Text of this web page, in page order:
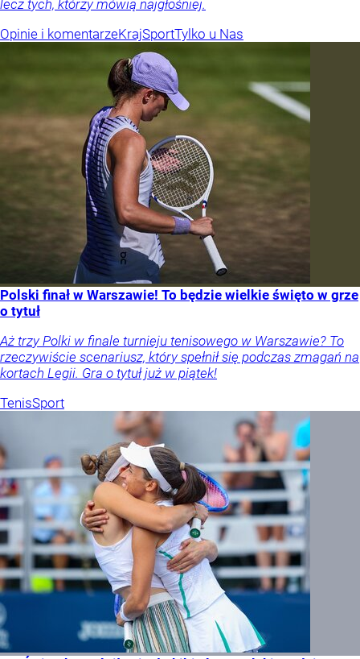
lecz tych, którzy mówią najgłośniej.
Opinie i komentarzeKrajSportTylko u Nas
Polski finał w Warszawie! To będzie wielkie święto w grze
o tytuł
Aż trzy Polki w finale turnieju tenisowego w Warszawie? To
rzeczywiście scenariusz, który spełnił się podczas zmagań na
kortach Legii. Gra o tytuł już w piątek!
TenisSport